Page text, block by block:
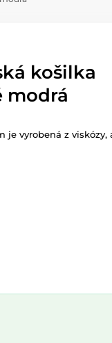
košilka
modrá
je vyrobená z